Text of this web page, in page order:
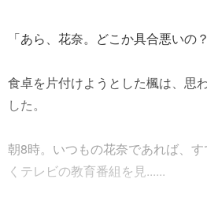
「あら、花奈。どこか具合悪いの？
食卓を片付けようとした楓は、思
した。
朝8時。いつもの花奈であれば、
くテレビの教育番組を見......